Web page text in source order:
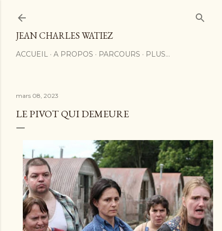
JEAN CHARLES WATIEZ
ACCUEIL A PROPOS PARCOURS PLUS…
mars 08, 2023
LE PIVOT QUI DEMEURE